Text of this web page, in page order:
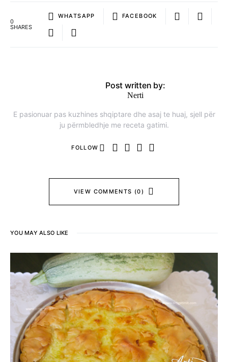
0
SHARES
WHATSAPP FACEBOOK
Post written by:
Nerti
E pasionuar pas kuzhines shqiptare dhe asaj te huaj, sjell për
ju përmbledhje me receta gatimi.
FOLLOW
VIEW COMMENTS (0)
YOU MAY ALSO LIKE